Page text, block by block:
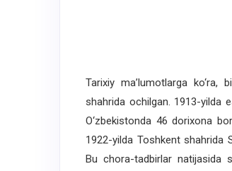
Tarixiy ma’lumotlarga ko‘ra,
shahrida ochilgan. 1913-yilda
O‘zbekistonda 46 dorixona
1922-yilda Toshkent shahrida
Bu chora-tadbirlar natijasida